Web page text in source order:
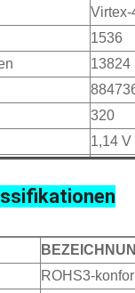
Virtex-
1536
13824
320
1,14 V
0-85C
676-
ROHS3-